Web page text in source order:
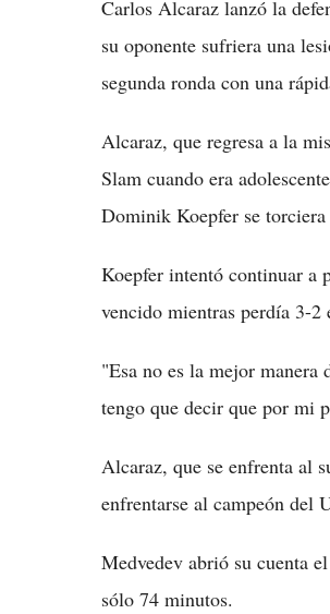
Carlos Alcaraz lanzó la
su oponente sufriera una
segunda ronda con una
Alcaraz, que regresa a la
Slam cuando era
Dominik Koepfer se
Koepfer intentó continuar a
vencido mientras perdía 3-2
"Esa no es la mejor
tengo que decir que por mi
Alcaraz, que se enfrenta al
enfrentarse al campeón del
Medvedev abrió su cuenta
sólo 74 minutos.